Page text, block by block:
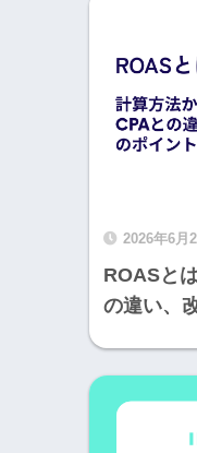
2026年6月
ROASと
の違い、